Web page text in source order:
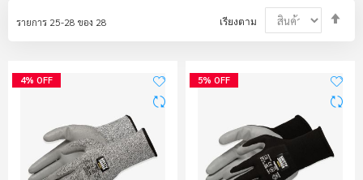
รายการ 25-28 ของ 28 เรียงตาม
4% OFF 5% OFF